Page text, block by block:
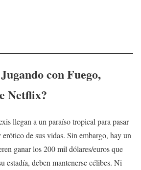
Jugando con Fuego,
Netflix?
llegan a un paraíso tropical para pasar
de sus vidas. Sin embargo, hay un
ganar los 200 mil dólares/euros que
estadía, deben mantenerse célibes. Ni